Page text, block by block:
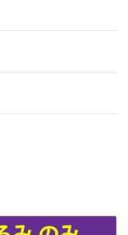
供）の初節
あわせて、娘
(金)
(金)
(木)
(木)